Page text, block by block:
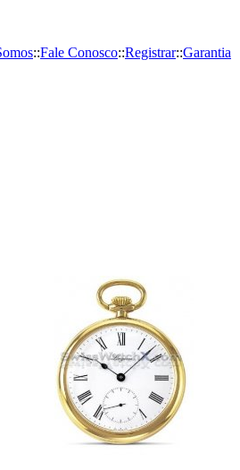
::Fale Conosco::Registrar::Garantia